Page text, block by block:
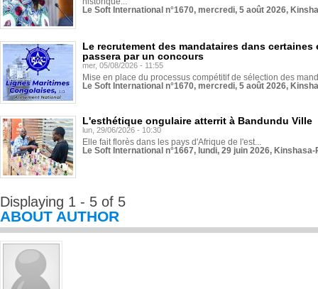
Le Soft International n°1670, mercredi, 5 août 2026,
Le recrutement des mandataires dans
passera par un concours
mer, 05/08/2026 - 11:55
Mise en place du processus compétitif de sélection des
Le Soft International n°1670, mercredi, 5 août 2026,
L'esthétique ongulaire atterrit à Bandundu Ville
lun, 29/06/2026 - 10:30
Elle fait florès dans les pays d'Afrique de l'est...
Le Soft International n°1667, lundi, 29 juin 2026,
Displaying 1 - 5 of 5
ABOUT AUTHOR